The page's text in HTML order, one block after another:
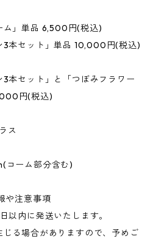
ム」単品 6,500円(税込)
3本セット」単品 10,000円(税込)
3本セット」と「つぼみフラワー
円(税込)
ス
コーム部分含む)
や注意事項
以内に発送いたします。
じる場合がありますので、予めご